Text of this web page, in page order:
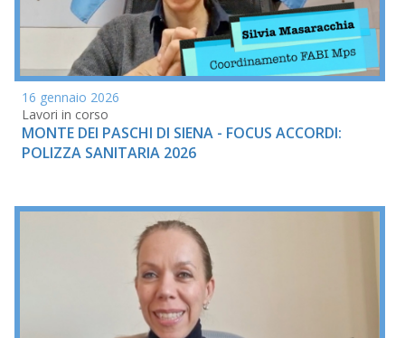
16 gennaio 2026
Lavori in corso
MONTE DEI PASCHI DI SIENA - FOCUS ACCORDI:
POLIZZA SANITARIA 2026